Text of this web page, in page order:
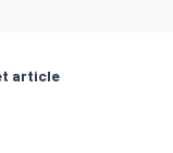
article